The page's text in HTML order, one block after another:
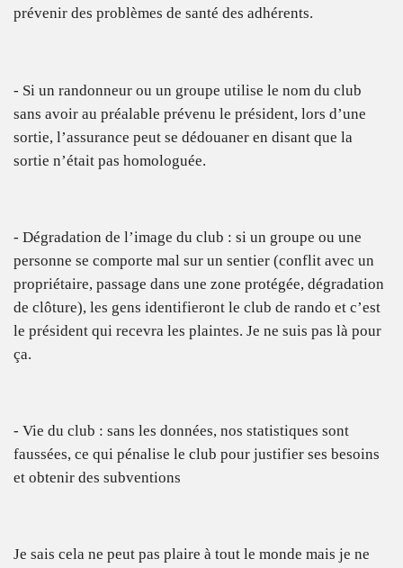
prévenir des problèmes de santé des adhérents.
- Si un randonneur ou un groupe utilise le nom du club
sans avoir au préalable prévenu le président, lors d’une
sortie, l’assurance peut se dédouaner en disant que la
sortie n’était pas homologuée.
- Dégradation de l’image du club : si un groupe ou une
personne se comporte mal sur un sentier (conflit avec un
propriétaire, passage dans une zone protégée, dégradation
de clôture), les gens identifieront le club de rando et c’est
le président qui recevra les plaintes. Je ne suis pas là pour
ça.
- Vie du club : sans les données, nos statistiques sont
faussées, ce qui pénalise le club pour justifier ses besoins
et obtenir des subventions
Je sais cela ne peut pas plaire à tout le monde mais je ne